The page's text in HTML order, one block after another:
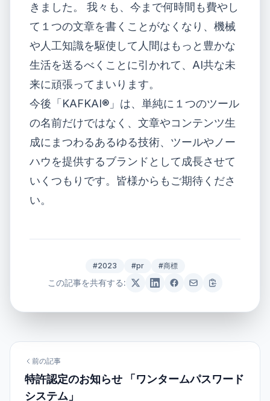
きました。 我々も、今まで何時間も費やし
て１つの文章を書くことがなくなり、機械
や人工知識を駆使して人間はもっと豊かな
生活を送るべくことに引かれて、AI共な未
来に頑張ってまいります。
今後「KAFKAI®」は、単純に１つのツール
の名前だけではなく、文章やコンテンツ生
成にまつわるあるゆる技術、ツールやノー
ハウを提供するブランドとして成長させて
いくつもりです。皆様からもご期待くださ
い。
#2023 #pr #商標
この記事を共有する:
前の記事
特許認定のお知らせ 「ワンタームパスワード
システム」